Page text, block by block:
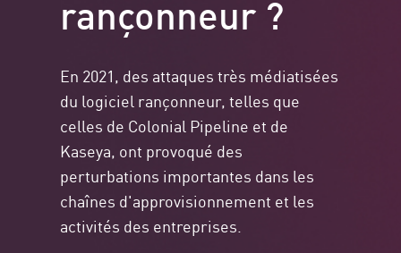
rançonneur ?
En 2021, des attaques très médiatisées
du logiciel rançonneur, telles que
celles de Colonial Pipeline et de
Kaseya, ont provoqué des
perturbations importantes dans les
chaînes d'approvisionnement et les
activités des entreprises.